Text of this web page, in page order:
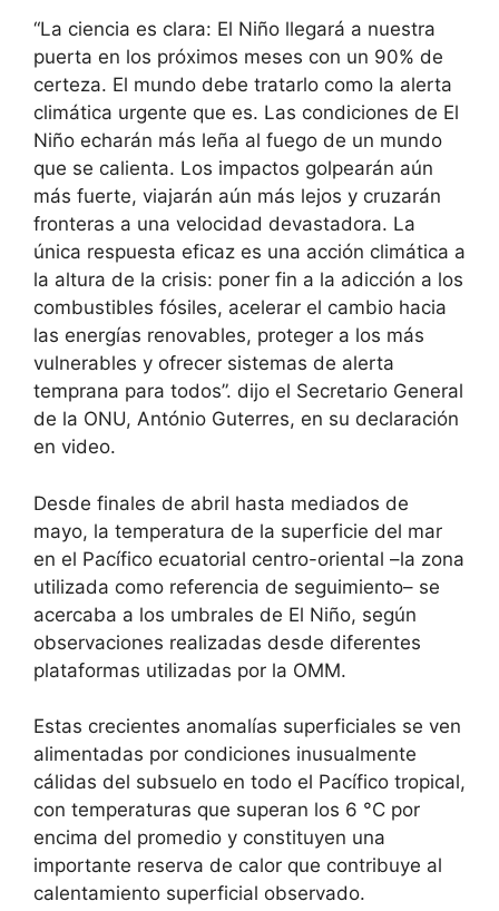
“La ciencia es clara: El Niño llegará a nuestra
puerta en los próximos meses con un 90% de
certeza. El mundo debe tratarlo como la alerta
climática urgente que es. Las condiciones de El
Niño echarán más leña al fuego de un mundo
que se calienta. Los impactos golpearán aún
más fuerte, viajarán aún más lejos y cruzarán
fronteras a una velocidad devastadora. La
única respuesta eficaz es una acción climática a
la altura de la crisis: poner fin a la adicción a los
combustibles fósiles, acelerar el cambio hacia
las energías renovables, proteger a los más
vulnerables y ofrecer sistemas de alerta
temprana para todos”. dijo el Secretario General
de la ONU, António Guterres, en su declaración
en video.
Desde finales de abril hasta mediados de
mayo, la temperatura de la superficie del mar
en el Pacífico ecuatorial centro-oriental –la zona
utilizada como referencia de seguimiento– se
acercaba a los umbrales de El Niño, según
observaciones realizadas desde diferentes
plataformas utilizadas por la OMM.
Estas crecientes anomalías superficiales se ven
alimentadas por condiciones inusualmente
cálidas del subsuelo en todo el Pacífico tropical,
con temperaturas que superan los 6 °C por
encima del promedio y constituyen una
importante reserva de calor que contribuye al
calentamiento superficial observado.